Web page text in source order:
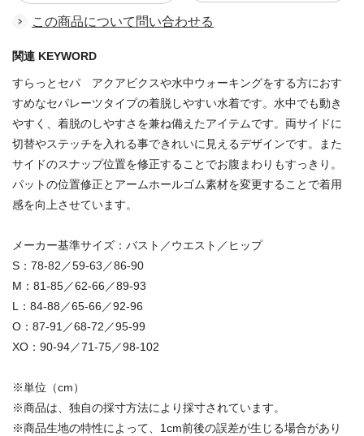
この商品について問い合わせる
関連 KEYWORD
すらっとセパ アクアビクスや水中ウォーキングをする方におす
すめなセパレーツタイプの着脱しやすい水着です。水中でも動き
やすく、着脱のしやすさを兼ね備えたアイテムです。両サイドに
切替やステッチを入れる事できれいに見えるデザインです。また
サイドのスナップ位置を修正することでお腹まわりもすっきり。
パットの位置修正とアームホールゴム素材を変更することで着用
感を向上させています。
メーカー基準サイズ：バスト／ウエスト／ヒップ
S：78-82／59-63／86-90
M：81-85／62-66／89-93
L：84-88／65-66／92-96
O：87-91／68-72／95-99
XO：90-94／71-75／98-102
※単位（cm）
※商品は、独自の採寸方法により採寸されています。
※商品生地の特性によって、1cm前後の誤差が生じる場合があり